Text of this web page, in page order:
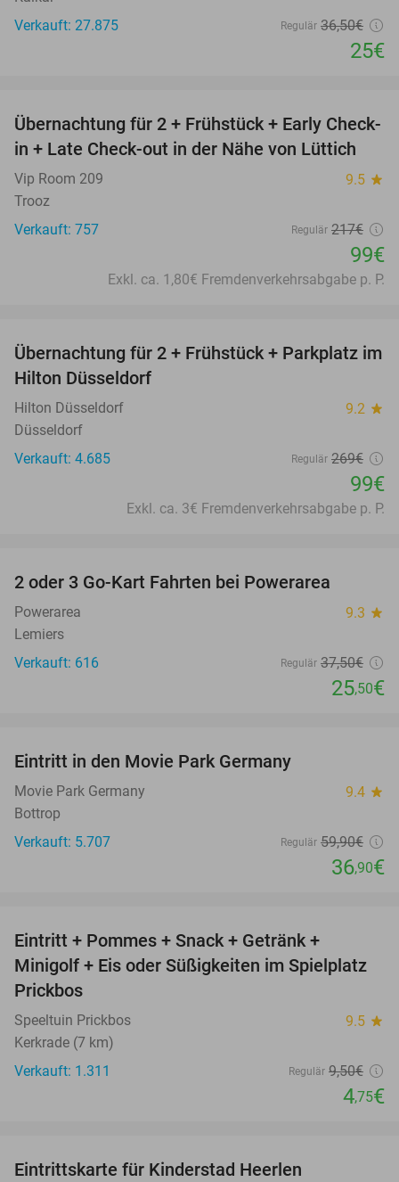
Verkauft: 27.875
Regulär 36,50€
25€
54%
Übernachtung für 2 + Frühstück + Early Check-
in + Late Check-out in der Nähe von Lüttich
Vip Room 209 9.5 star
Trooz
Verkauft: 757
Regulär 217€
99€
Exkl. ca. 1,80€ Fremdenverkehrsabgabe p. P.
63%
Übernachtung für 2 + Frühstück + Parkplatz im
Hilton Düsseldorf
Hilton Düsseldorf 9.2 star
Düsseldorf
Verkauft: 4.685
Regulär 269€
99€
Exkl. ca. 3€ Fremdenverkehrsabgabe p. P.
2 oder 3 Go-Kart Fahrten bei Powerarea
Powerarea 9.3 star
Lemiers
Verkauft: 616
Regulär 37,50€
25,50€
Eintritt in den Movie Park Germany
Movie Park Germany 9.4 star
Bottrop
Verkauft: 5.707
Regulär 59,90€
36,90€
Eintritt + Pommes + Snack + Getränk +
Minigolf + Eis oder Süßigkeiten im Spielplatz
Prickbos
Speeltuin Prickbos 9.5 star
Kerkrade (7 km)
Verkauft: 1.311
Regulär 9,50€
4,75€
Eintrittskarte für Kinderstad Heerlen